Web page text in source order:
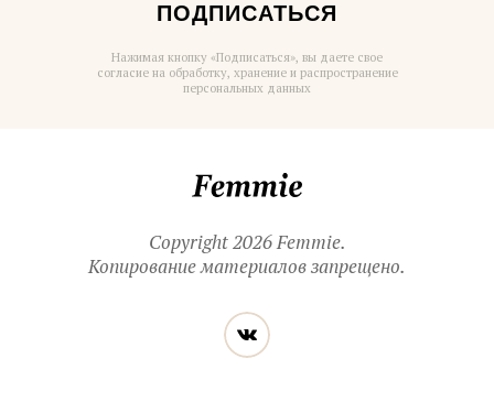
ПОДПИСАТЬСЯ
Нажимая кнопку «Подписаться», вы даете свое
согласие на обработку, хранение и распространение
персональных данных
Copyright 2026 Femmie.
Копирование материалов запрещено.
Читайте
нас
в социальных